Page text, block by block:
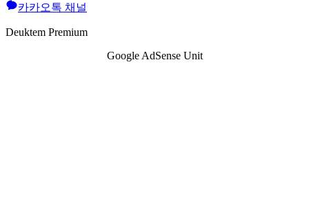
카카오톡 채널
Deuktem Premium
Google AdSense Unit